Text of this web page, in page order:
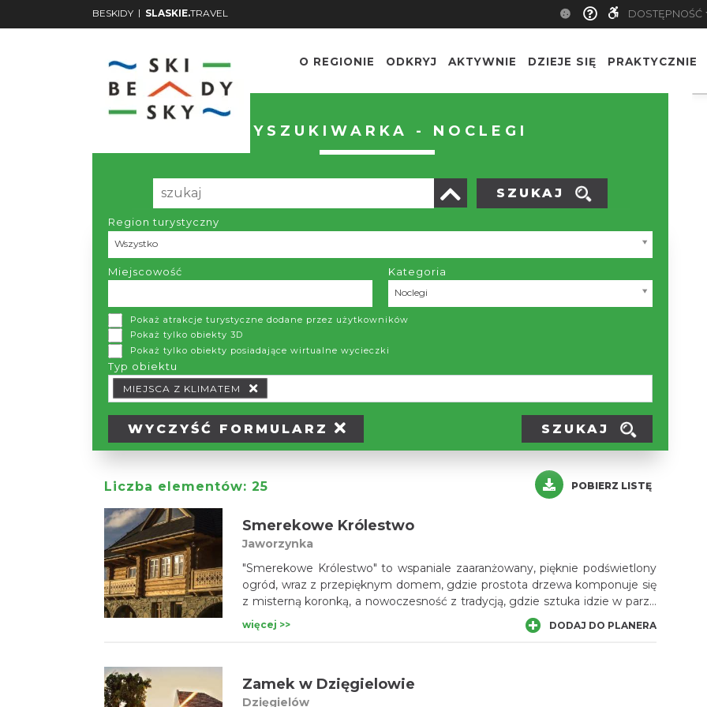
BESKIDY | SLASKIE.TRAVEL DOSTĘPNOŚĆ
O REGIONIE ODKRYJ AKTYWNIE DZIEJE SIĘ PRAKTYCZNIE
WYSZUKIWARKA - NOCLEGI
Region turystyczny
Wszystko
Region turystyczny
Miejscowość Kategoria
Noclegi
Kategoria
Pokaż atrakcje turystyczne dodane przez użytkowników
Pokaż tylko obiekty 3D
Pokaż tylko obiekty posiadające wirtualne wycieczki
Typ obiektu
MIEJSCA Z KLIMATEM
Typ obiektu Typ wypożyczalni
WYCZYŚĆ FORMULARZ SZUKAJ
SZUKAJ
Liczba elementów: 25 POBIERZ LISTĘ
Smerekowe Królestwo
Jaworzynka
"Smerekowe Królestwo" to wspaniale zaaranżowany, pięknie podświetlony
ogród, wraz z przepięknym domem, gdzie prostota drzewa komponuje się
z misterną koronką, a nowoczesność z tradycją, gdzie sztuka idzie w parze
z funkcjonalnością. Zakochasz się w nim od pierwszego wejrzenia.
więcej >> DODAJ DO PLANERA
Zamek w Dzięgielowie
Dzięgielów